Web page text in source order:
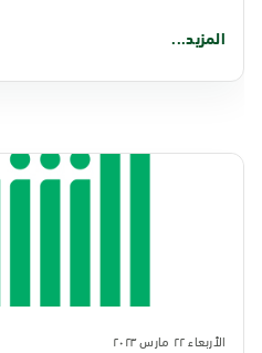
المزيد...
الأربعاء ٢٢ مارس ٢٠٢٣